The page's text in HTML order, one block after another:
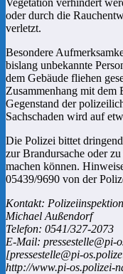
Vegetation verhindert
oder durch die
verletzt.
Besondere
bislang unbekannte
dem Gebäude fliehen
Zusammenhang mit dem
Gegenstand der
Sachschaden wird auf
Die Polizei bittet
zur Brandursache oder
machen können.
05439/9690 von der
Kontakt:
Michael Außendorf
Telefon: 0541/327-2073
E-Mail: pressestelle@pi-
[pressestelle@pi-
http://www.pi-os.polizei-